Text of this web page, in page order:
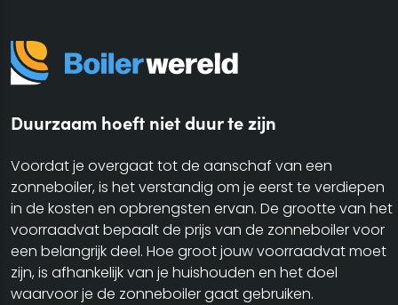
Duurzaam hoeft niet duur te zijn
Voordat je overgaat tot de aanschaf van een
zonneboiler, is het verstandig om je eerst te verdiepen
in de kosten en opbrengsten ervan. De grootte van het
voorraadvat bepaalt de prijs van de zonneboiler voor
een belangrijk deel. Hoe groot jouw voorraadvat moet
zijn, is afhankelijk van je huishouden en het doel
waarvoor je de zonneboiler gaat gebruiken.